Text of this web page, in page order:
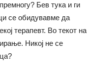
Бев тука и ги
се обидувавме да
терапевт. Во текот на
Никој не се